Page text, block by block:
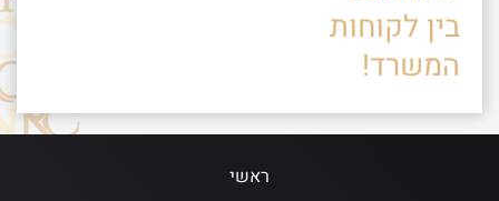
בין לקוחות
המשרד!
ראשי